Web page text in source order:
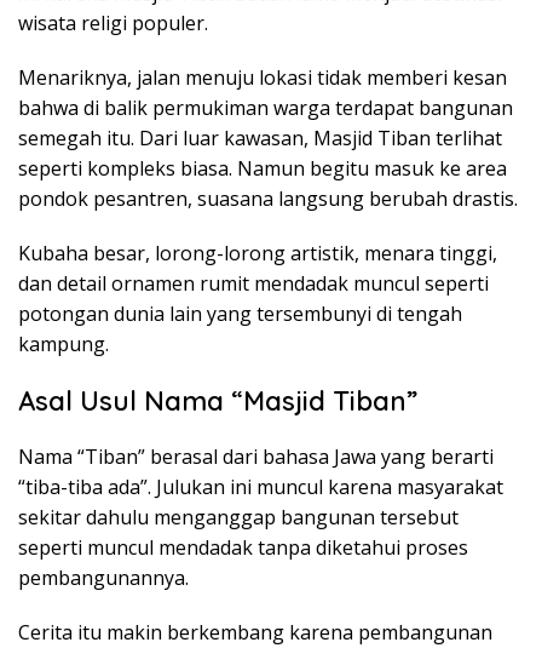
wisata religi populer.
Menariknya, jalan menuju lokasi tidak memberi kesan
bahwa di balik permukiman warga terdapat bangunan
semegah itu. Dari luar kawasan, Masjid Tiban terlihat
seperti kompleks biasa. Namun begitu masuk ke area
pondok pesantren, suasana langsung berubah drastis.
Kubaha besar, lorong-lorong artistik, menara tinggi,
dan detail ornamen rumit mendadak muncul seperti
potongan dunia lain yang tersembunyi di tengah
kampung.
Asal Usul Nama “Masjid Tiban”
Nama “Tiban” berasal dari bahasa Jawa yang berarti
“tiba-tiba ada”. Julukan ini muncul karena masyarakat
sekitar dahulu menganggap bangunan tersebut
seperti muncul mendadak tanpa diketahui proses
pembangunannya.
Cerita itu makin berkembang karena pembangunan